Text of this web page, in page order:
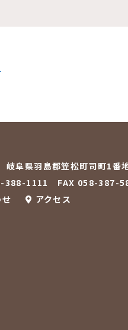
阜県羽島郡笠松町司町1番
388-1111 FAX 058-387-
アクセス